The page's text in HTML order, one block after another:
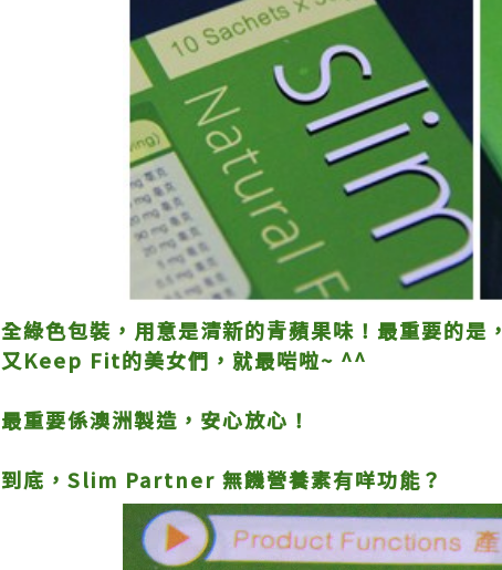
全綠色包裝，用意是清新的青蘋果味！最重要的是，
又Keep Fit的美女們，就最啱啦~ ^^
最重要係澳洲製造，安心放心！
到底，Slim Partner 無饑營養素有咩功能？